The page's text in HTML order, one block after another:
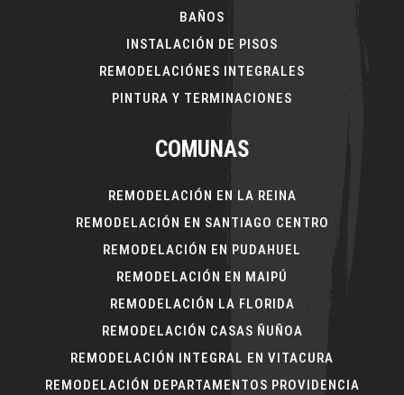
BAÑOS
INSTALACIÓN DE PISOS
REMODELACIÓNES INTEGRALES
PINTURA Y TERMINACIONES
COMUNAS
REMODELACIÓN EN LA REINA
REMODELACIÓN EN SANTIAGO CENTRO
REMODELACIÓN EN PUDAHUEL
REMODELACIÓN EN MAIPÚ
REMODELACIÓN LA FLORIDA
REMODELACIÓN CASAS ÑUÑOA
REMODELACIÓN INTEGRAL EN VITACURA
REMODELACIÓN DEPARTAMENTOS PROVIDENCIA